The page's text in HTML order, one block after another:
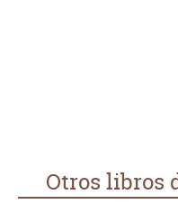
Otros libros